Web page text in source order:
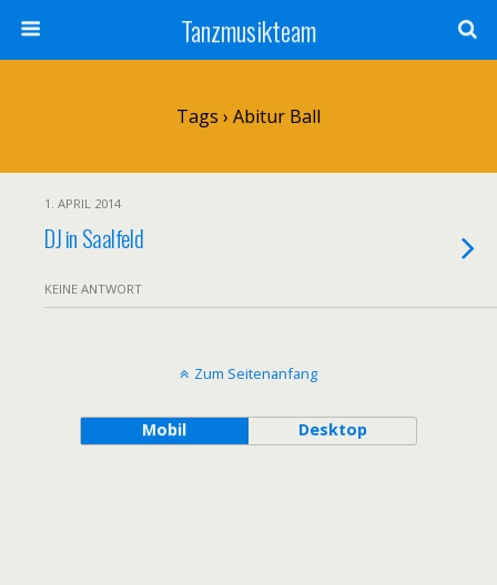
Tanzmusikteam
Tags › Abitur Ball
1. APRIL 2014
DJ in Saalfeld
KEINE ANTWORT
Zum Seitenanfang
Mobil Desktop